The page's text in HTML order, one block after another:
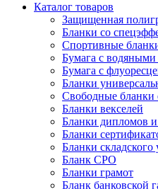
Каталог товаров
Защищенная
Бланки со
Спортивные
Бумага с
Бумага с
Бланки
Свободные бланки
Бланки векселей
Бланки дипломов и
Бланки
Бланки складского
Бланк СРО
Бланки грамот
Бланк банковской